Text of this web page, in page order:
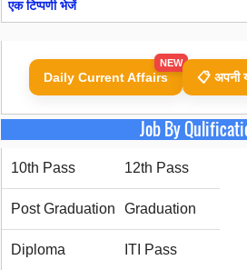
एक टिप्पणी भेजें
Daily Current Affairs
NEW
📋 अपनी
Job By
10th Pass 12th Pass
Post Graduation Graduation
Diploma ITI Pass